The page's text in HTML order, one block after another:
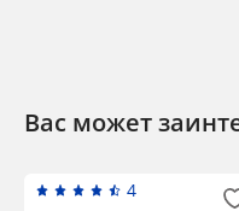
Вас может
4